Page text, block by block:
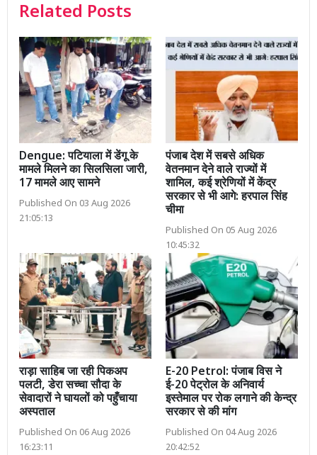
Related Posts
Dengue: पटियाला में डेंगू के
मामले मिलने का सिलसिला जारी,
17 मामले आए सामने
Published On 03 Aug 2026
21:05:13
पंजाब देश में सबसे अधिक
वेतनमान देने वाले राज्यों में
शामिल, कई श्रेणियों में केंद्र
सरकार से भी आगे: हरपाल सिंह
चीमा
Published On 05 Aug 2026
10:45:32
राड़ा साहिब जा रही पिकअप
पलटी, डेरा सच्चा सौदा के
सेवादारों ने घायलों को पहुँचाया
अस्पताल
Published On 06 Aug 2026
16:23:11
E-20 Petrol: पंजाब विस ने
ई-20 पेट्रोल के अनिवार्य
इस्तेमाल पर रोक लगाने की केन्द्र
सरकार से की मांग
Published On 04 Aug 2026
20:42:52